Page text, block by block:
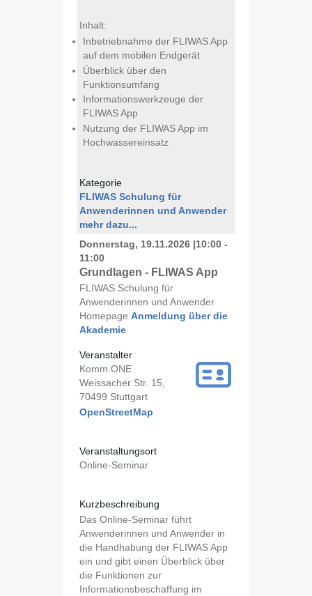
Inhalt:
Inbetriebnahme der FLIWAS App
auf dem mobilen Endgerät
Überblick über den
Funktionsumfang
Informationswerkzeuge der
FLIWAS App
Nutzung der FLIWAS App im
Hochwassereinsatz
Kategorie
FLIWAS Schulung für
Anwenderinnen und Anwender
mehr dazu...
Donnerstag, 19.11.2026 |10:00 -
11:00
Grundlagen - FLIWAS App
FLIWAS Schulung für
Anwenderinnen und Anwender
Homepage Anmeldung über die
Akademie
Veranstalter
Komm.ONE
Weissacher Str. 15,
70499 Stuttgart
OpenStreetMap
Veranstaltungsort
Online-Seminar
Kurzbeschreibung
Das Online-Seminar führt
Anwenderinnen und Anwender in
die Handhabung der FLIWAS App
ein und gibt einen Überblick über
die Funktionen zur
Informationsbeschaffung im